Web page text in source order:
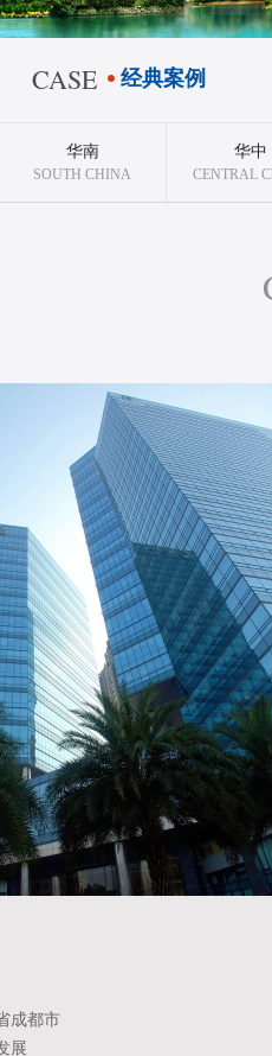
CASE 经典案例
华南
SOUTH CHINA
华中
CENTRAL
成都市
展